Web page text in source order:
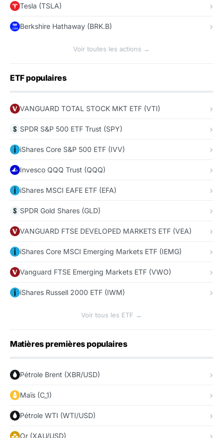
Tesla (TSLA)
Berkshire Hathaway (BRK.B)
Voir toutes les actions →
ETF populaires
VANGUARD TOTAL STOCK MKT ETF (VTI)
SPDR S&P 500 ETF Trust (SPY)
iShares Core S&P 500 ETF (IVV)
Invesco QQQ Trust (QQQ)
iShares MSCI EAFE ETF (EFA)
SPDR Gold Shares (GLD)
VANGUARD FTSE DEVELOPED MARKETS ETF (VEA)
iShares Core MSCI Emerging Markets ETF (IEMG)
Vanguard FTSE Emerging Markets ETF (VWO)
iShares Russell 2000 ETF (IWM)
Voir tous les ETF →
Matières premières populaires
Pétrole Brent (XBR/USD)
Maïs (C_1)
Pétrole WTI (WTI/USD)
Or (XAU/USD)